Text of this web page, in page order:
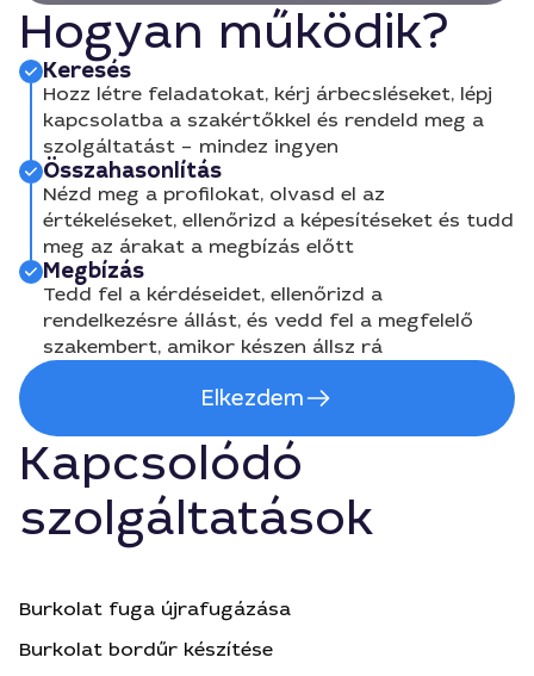
Hogyan működik?
Keresés
Hozz létre feladatokat, kérj árbecsléseket, lépj
kapcsolatba a szakértőkkel és rendeld meg a
szolgáltatást – mindez ingyen
Összahasonlítás
Nézd meg a profilokat, olvasd el az
értékeléseket, ellenőrizd a képesítéseket és tudd
meg az árakat a megbízás előtt
Megbízás
Tedd fel a kérdéseidet, ellenőrizd a
rendelkezésre állást, és vedd fel a megfelelő
szakembert, amikor készen állsz rá
Elkezdem
Kapcsolódó
szolgáltatások
Burkolat fuga újrafugázása
Burkolat bordűr készítése